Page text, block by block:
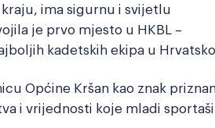
ima sigurnu i svijetlu
je prvo mjesto u HKBL –
kadetskih ekipa u
Općine Kršan kao znak
i vrijednosti koje mladi sportaši